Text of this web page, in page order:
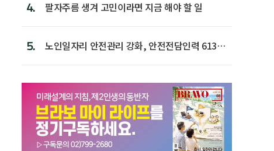
4. 팔자주름 생겨 고민이라면 지금 해야 할 일
5.
노인일자리 안전관리 강화, 안전전담인력 613명